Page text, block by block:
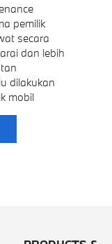
pemilik
secara
dan lebih
dilakukan
mobil